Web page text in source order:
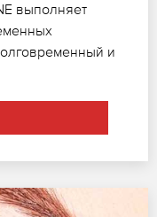
выполняет
и